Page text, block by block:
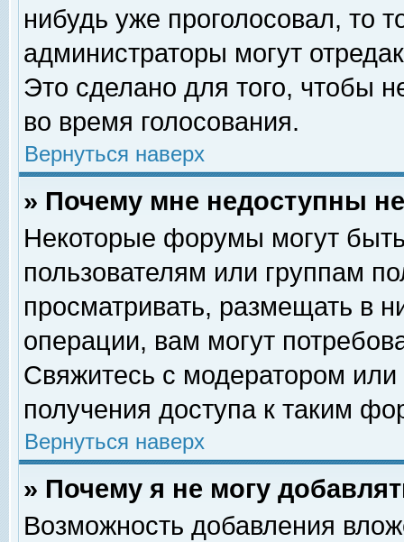
нибудь уже проголосовал, то
администраторы могут
Это сделано для того, чтобы
во время голосования.
Вернуться наверх
» Почему мне недоступны
Некоторые форумы могут
пользователям или группам
просматривать, размещать в
операции, вам могут
Свяжитесь с модератором
получения доступа к таким
Вернуться наверх
» Почему я не могу
Возможность добавления